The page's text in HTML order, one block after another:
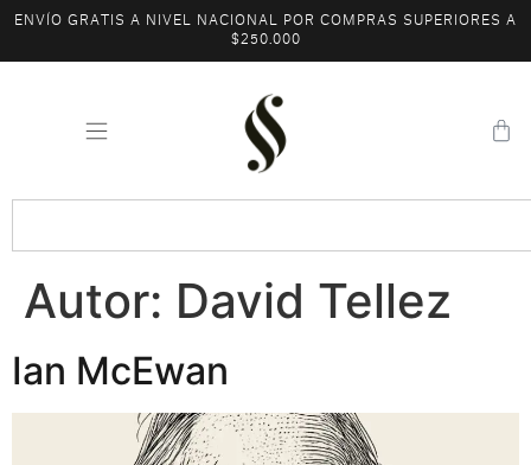
ENVÍO GRATIS A NIVEL NACIONAL POR COMPRAS SUPERIORES A
$250.000
Autor: David Tellez
Ian McEwan